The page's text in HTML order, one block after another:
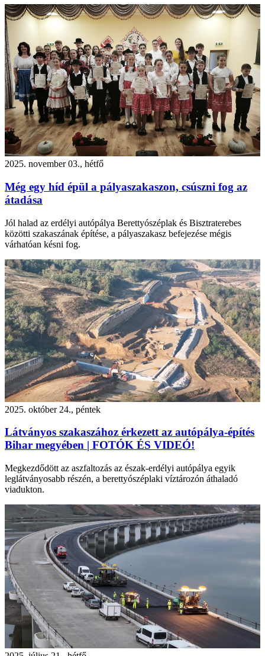
2025. november 03., hétfő
Még egy híd épül a pályaszakaszon, csúszni fog az
átadása
Jól halad az erdélyi autópálya Berettyószéplak és Bisztraterebes
közötti szakaszának építése, a pályaszakasz befejezése mégis
várhatóan késni fog.
2025. október 24., péntek
Látványos szakaszához érkezett az autópálya-építés
Bihar megyében | FOTÓK ÉS VIDEÓ!
Megkezdődött az aszfaltozás az észak-erdélyi autópálya egyik
leglátványosabb részén, a berettyószéplaki víztározón áthaladó
viadukton.